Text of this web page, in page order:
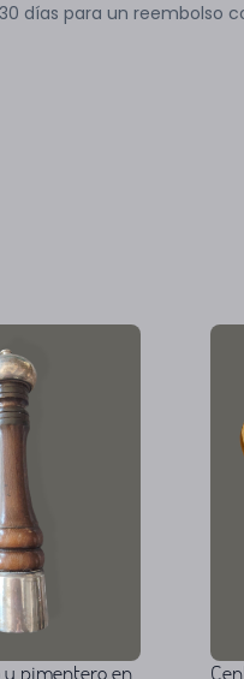
días para un reembolso